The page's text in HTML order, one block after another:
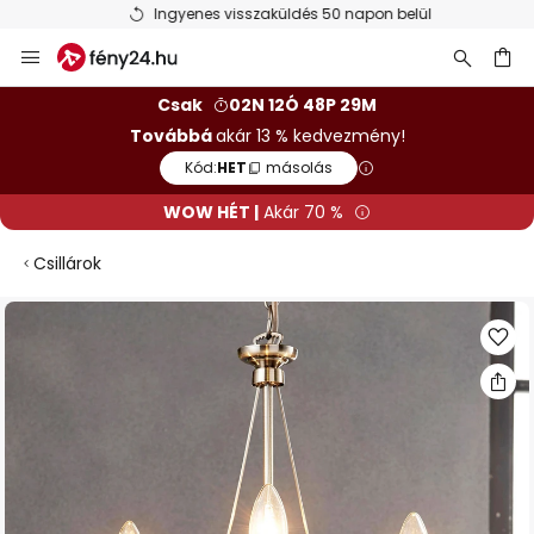
Ingyenes visszaküldés 50 napon belül
Ugrás
a
Csak
02N 12Ó 48P 29M
Továbbáakár 13 % kedvezmény!
Kód:HET másolás
WOW HÉT | Akár 70 %
Csillárok
Ugrás